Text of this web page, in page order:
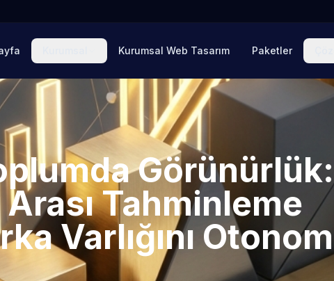
Kurumsal Web Tasarım Paketler
Görünürlük:
Tahminleme
Varlığını Otonom